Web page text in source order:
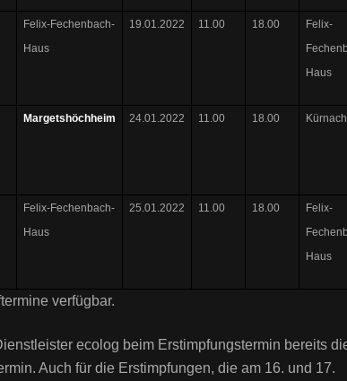
Felix-Fechenbach-
Haus
19.01.2022 11.00 18.00
Felix-
Haus
Margetshöchheim 24.01.2022 11.00 18.00 Kürnach
Felix-Fechenbach-
Haus
25.01.2022 11.00 18.00
Felix-
Haus
verfügbar.
ecolog beim Erstimpfungstermin bereits
Auch für die Erstimpfungen, die am 16. und 17.